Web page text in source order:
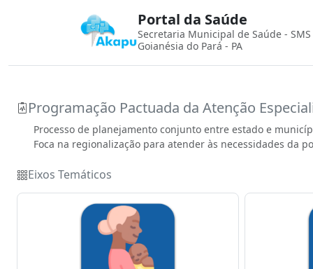
Portal da Saúde
Secretaria Municipal de Saúde - SMS
Goianésia do Pará - PA
Programação Pactuada da Atenção
Processo de planejamento conjunto entre estado e
Foca na regionalização para atender às necessidades da
Eixos Temáticos